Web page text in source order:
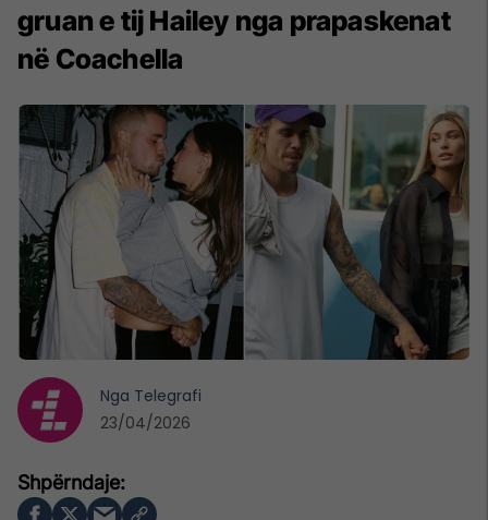
gruan e tij Hailey nga prapaskenat
në Coachella
Nga Telegrafi
23/04/2026